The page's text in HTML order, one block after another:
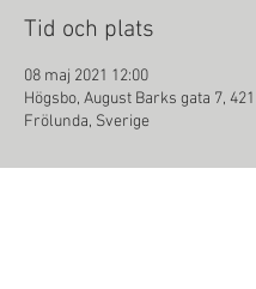
Tid och plats
08 maj 2021 12:00
Högsbo, August Barks gata 7,
Frölunda, Sverige